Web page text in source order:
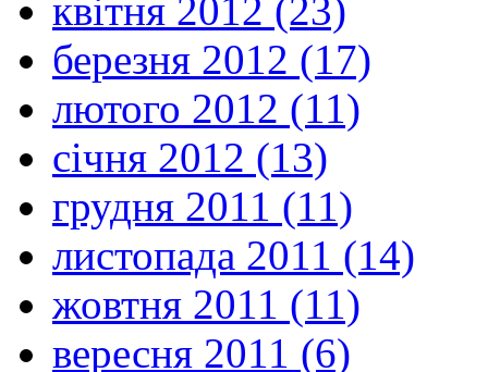
квітня 2012 (23)
березня 2012 (17)
лютого 2012 (11)
січня 2012 (13)
грудня 2011 (11)
листопада 2011 (14)
жовтня 2011 (11)
вересня 2011 (6)